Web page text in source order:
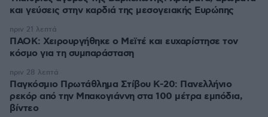
και γεύσεις στην καρδιά της μεσογειακής Ευρώπης
ΠΑΟΚ: Χειρουργήθηκε ο Μεϊτέ και ευχαρίστησε τον
κόσμο για τη συμπαράσταση
πριν 21 λεπτά
Παγκόσμιο Πρωτάθλημα Στίβου Κ-20: Πανελλήνιο
ρεκόρ από την Μπακογιάννη στα 100 μέτρα εμπόδια,
βίντεο
πριν 28 λεπτά